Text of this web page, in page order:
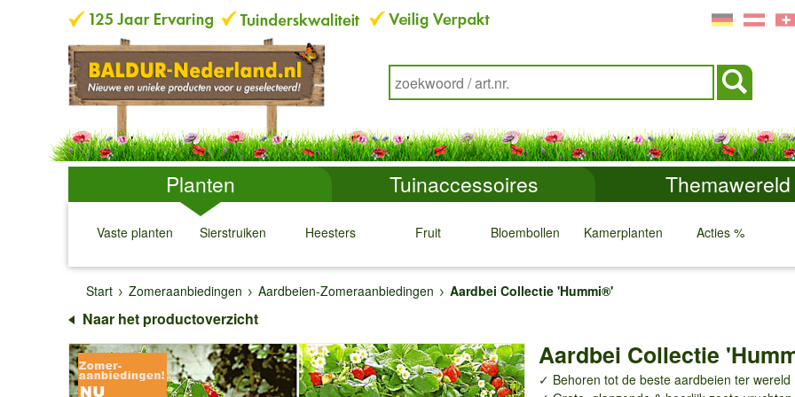
Planten Tuinaccessoires Themawereld
Vaste planten
↓
Sierstruiken
↓
Heesters
↓
Fruit
↓
Bloembollen
↓
Kamerplanten
↓
Acties %
↓ ↓
Start
Zomeraanbiedingen Aardbeien-Zomeraanbiedingen Aardbei Collectie 'Hummi®'
Naar het productoverzicht
Aardbei Collectie
✓ Behoren tot de beste aardbeien ter wereld